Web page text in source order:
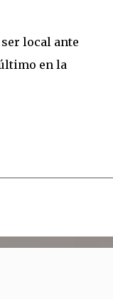
local ante
en la